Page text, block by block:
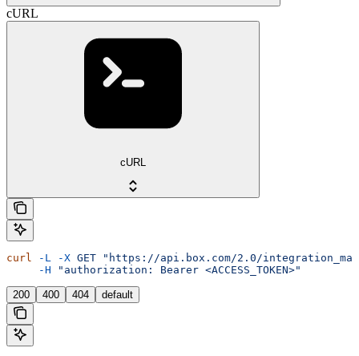
cURL
cURL
curl -L -X GET "https://api.box.com/2.0/
     -H
"authorization: Bearer <ACCESS_TOKEN>"
200 400 404 default